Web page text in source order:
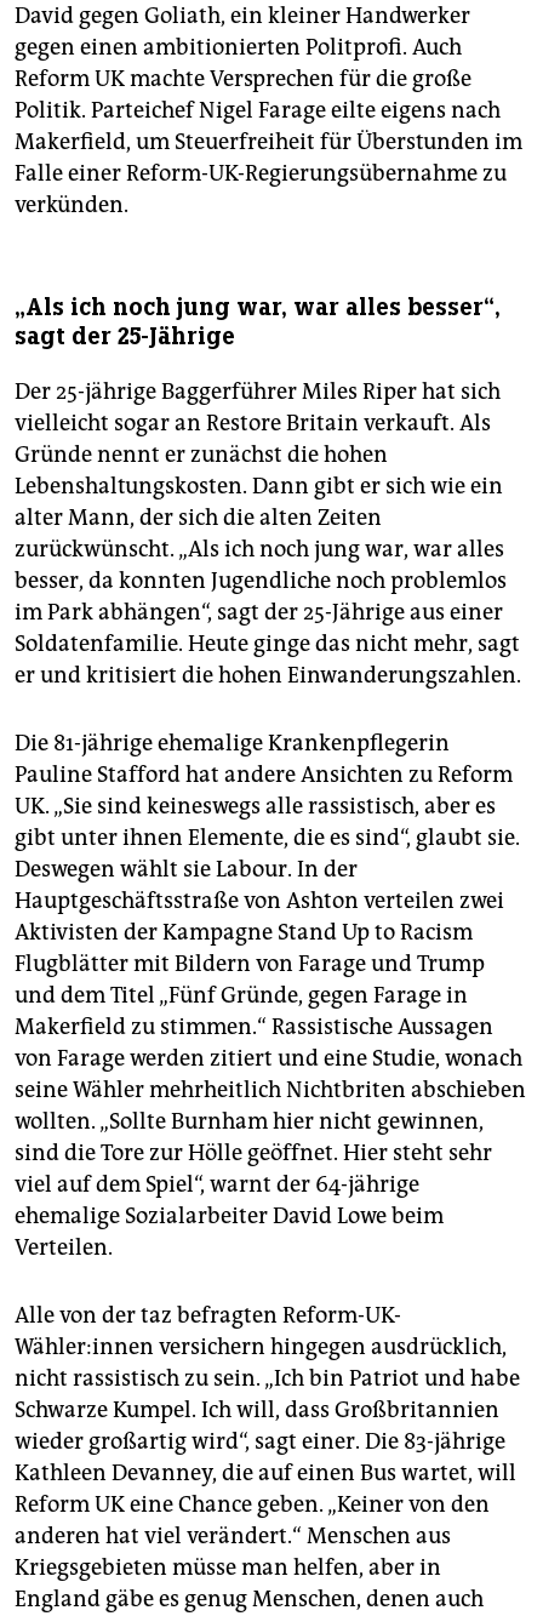
David gegen Goliath, ein kleiner Handwerker
gegen einen ambitionierten Politprofi. Auch
Reform UK machte Versprechen für die große
Politik. Parteichef Nigel Farage eilte eigens nach
Makerfield, um Steuerfreiheit für Überstunden im
Falle einer Reform-UK-Regierungsübernahme zu
verkünden.
„Als ich noch jung war, war alles besser“,
sagt der 25-Jährige
Der 25-jährige Baggerführer Miles Riper hat sich
vielleicht sogar an Restore Britain verkauft. Als
Gründe nennt er zunächst die hohen
Lebenshaltungskosten. Dann gibt er sich wie ein
alter Mann, der sich die alten Zeiten
zurückwünscht. „Als ich noch jung war, war alles
besser, da konnten Jugendliche noch problemlos
im Park abhängen“, sagt der 25-Jährige aus einer
Soldatenfamilie. Heute ginge das nicht mehr, sagt
er und kritisiert die hohen Einwanderungszahlen.
Die 81-jährige ehemalige Krankenpflegerin
Pauline Stafford hat andere Ansichten zu Reform
UK. „Sie sind keineswegs alle rassistisch, aber es
gibt unter ihnen Elemente, die es sind“, glaubt sie.
Deswegen wählt sie Labour. In der
Hauptgeschäftsstraße von Ashton verteilen zwei
Aktivisten der Kampagne Stand Up to Racism
Flugblätter mit Bildern von Farage und Trump
und dem Titel „Fünf Gründe, gegen Farage in
Makerfield zu stimmen.“ Rassistische Aussagen
von Farage werden zitiert und eine Studie, wonach
seine Wähler mehrheitlich Nichtbriten abschieben
wollten. „Sollte Burnham hier nicht gewinnen,
sind die Tore zur Hölle geöffnet. Hier steht sehr
viel auf dem Spiel“, warnt der 64-jährige
ehemalige Sozialarbeiter David Lowe beim
Verteilen.
Alle von der taz befragten Reform-UK-
Wähler:innen versichern hingegen ausdrücklich,
nicht rassistisch zu sein. „Ich bin Patriot und habe
Schwarze Kumpel. Ich will, dass Großbritannien
wieder großartig wird“, sagt einer. Die 83-jährige
Kathleen Devanney, die auf einen Bus wartet, will
Reform UK eine Chance geben. „Keiner von den
anderen hat viel verändert.“ Menschen aus
Kriegsgebieten müsse man helfen, aber in
England gäbe es genug Menschen, denen auch